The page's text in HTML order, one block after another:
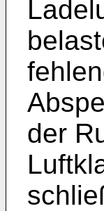
der